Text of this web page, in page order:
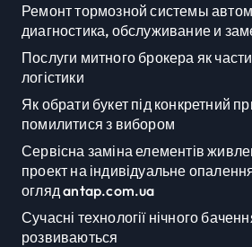
Ремонт тормозной системы
диагностика, обслуживание и
Послуги митного брокера як
логістики
Як обрати букет під конкретний
помилитися з вибором
Сервісна заміна елементів
проект на індивідуальне
огляд antap.com.ua
Сучасні технології нічного
розвиваються